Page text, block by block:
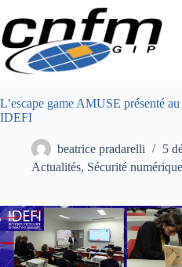
au
contenu
L’escape game AMUSE présenté
IDEFI
beatrice pradarelli
5
Actualités, Sécurité numérique